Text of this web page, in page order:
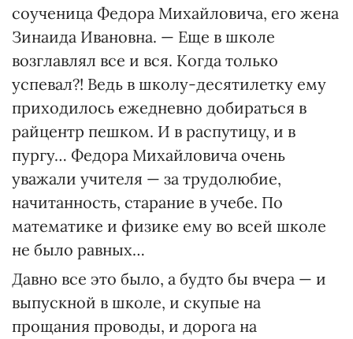
соученица Федора Михайловича, его жена
Зинаида Ивановна. — Еще в школе
возглавлял все и вся. Когда только
успевал?! Ведь в школу-десятилетку ему
приходилось ежедневно добираться в
райцентр пешком. И в распутицу, и в
пургу… Федора Михайловича очень
уважали учителя — за трудолюбие,
начитанность, старание в учебе. По
математике и физике ему во всей школе
не было равных…
Давно все это было, а будто бы вчера — и
выпускной в школе, и скупые на
прощания проводы, и дорога на